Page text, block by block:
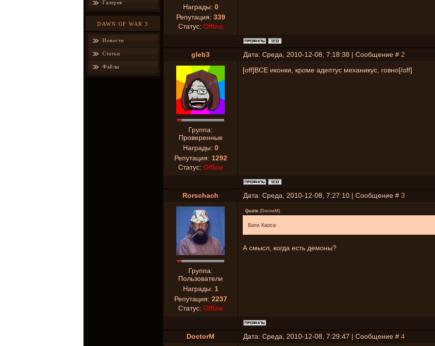
Галерея
DAWN OF WAR 3
Новости
Статьи
Файлы
Награды: 0
Репутация: 339
Статус: Offline
gleb3 Дата: Среда, 2010-12-08, 7:18:38 | Сообщение # 2
Группа:
Проверенные
Награды: 0
Репутация: 1292
Статус: Offline
[off]ВСЕ иконки, кроме адептус механикус, говно[/off]
Rorschach Дата: Среда, 2010-12-08, 7:27:10 | Сообщение # 3
Группа:
Пользователи
Награды: 1
Репутация: 2237
Статус: Offline
Quote (DoctorM )
Боги Хаоса
А смысл, когда есть демоны?
DoctorM Дата: Среда, 2010-12-08, 7:29:47 | Сообщение # 4